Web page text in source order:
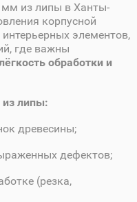
мм из липы в Ханты-
корпусной
элементов,
где важны
обработки и
из липы:
древесины;
дефектов;
(резка,